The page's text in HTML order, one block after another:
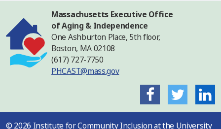
Massachusetts Executive Office
of Aging & Independence
One Ashburton Place, 5th floor,
Boston, MA 02108
(617) 727-7750
PHCAST@mass.gov
FacebookTwitter
© 2026 Institute for Community Inclusion at the University